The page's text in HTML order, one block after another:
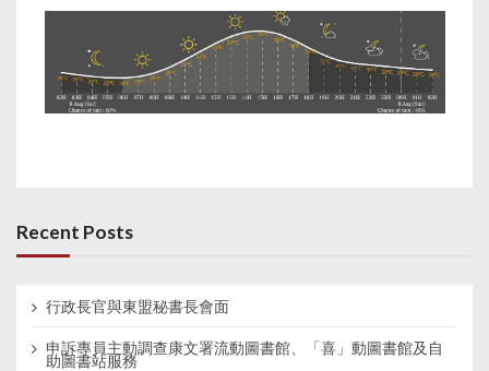
Recent Posts
行政長官與東盟秘書長會面
申訴專員主動調查康文署流動圖書館、「喜」動圖書館及自
助圖書站服務